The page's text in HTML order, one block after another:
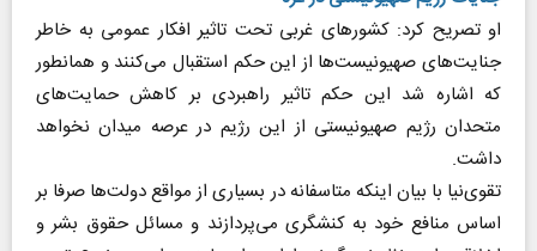
او تصریح کرد: کشور‌های غربی تحت تاثیر افکار عمومی به خاطر
جنایت‌های صهیونیست‌ها از این حکم استقبال می‌کنند و همانطور
که اشاره شد این حکم تاثیر راهبردی بر کاهش حمایت‌های
متحدان رژیم صهیونیستی از این رژیم در عرصه میدان نخواهد
داشت.
تقوی‌نیا با بیان اینکه متاسفانه در بسیاری از مواقع دولت‌ها صرفا بر
اساس منافع خود به کنشگری می‌پردازند و مسائل حقوق بشر و